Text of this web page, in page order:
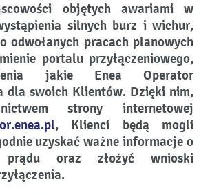
objętych awariami w
silnych burz i wichur,
odwołanych pracach planowych
portalu przyłączeniowego,
jakie Enea Operator
dla swoich Klientów. Dzięki nim,
strony internetowej
, Klienci będą mogli
uzyskać ważne informacje o
prądu oraz złożyć wnioski